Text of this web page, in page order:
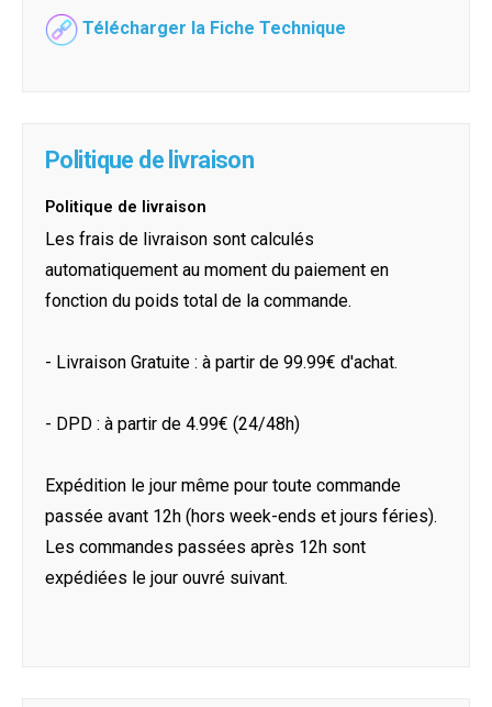
Télécharger la Fiche Technique
Politique de livraison
Politique de livraison
Les frais de livraison sont calculés
automatiquement au moment du paiement en
fonction du poids total de la commande.
- Livraison Gratuite : à partir de 99.99€ d'achat.
- DPD : à partir de 4.99€ (24/48h)
Expédition le jour même pour toute commande
passée avant 12h (hors week-ends et jours féries).
Les commandes passées après 12h sont
expédiées le jour ouvré suivant.